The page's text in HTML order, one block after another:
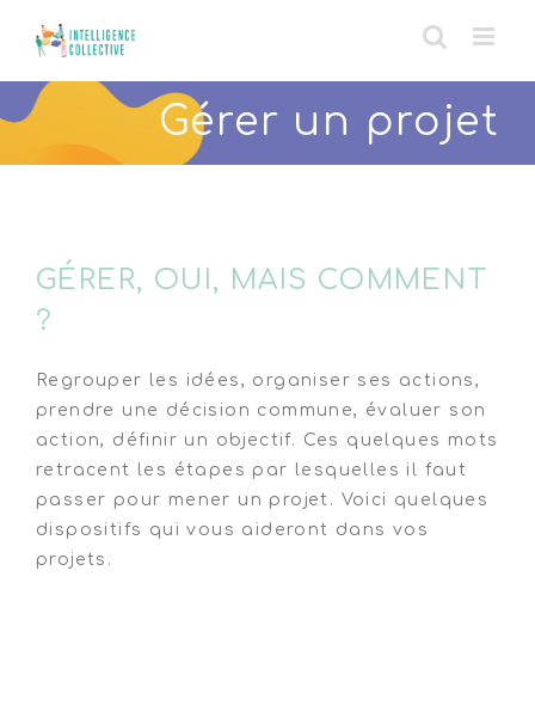
Gérer un projet
GÉRER, OUI, MAIS COMMENT
?
Regrouper les idées, organiser ses actions,
prendre une décision commune, évaluer son
action, définir un objectif. Ces quelques mots
retracent les étapes par lesquelles il faut
passer pour mener un projet. Voici quelques
dispositifs qui vous aideront dans vos
projets.